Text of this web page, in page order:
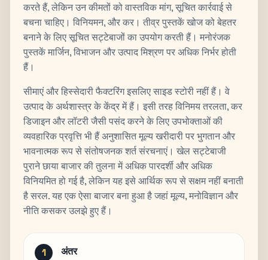
करते हैं, लेकिन उन कीमतों को वास्तविक मांग, सूचित कार्रवाई से
बचना चाहिए। विनियमन, और कर। तीव्र पुस्तकें खोज को बेहतर
बनाने के लिए सूचित सट्टेबाजों का उपयोग करती हैं। मनोरंजक
पुस्तकें मार्जिन, विभाजन और उत्पाद मिश्रण पर अधिक निर्भर होती
हैं।
सीमाएं और हिस्सेदारी फैक्टरिंग इसलिए साइड स्टोरी नहीं हैं। वे
उत्पाद के अर्थशास्त्र के केंद्र में हैं। इसी तरह विनिमय तरलता, कर
डिजाइन और लॉटरी जैसी पसंद करने के लिए उपभोक्ताओं की
व्यवहारिक प्रवृत्ति भी हैं अनुशासित मूल्य खरीदारी पर भुगतान और
भावनात्मक रूप से संतोषजनक शर्त संरचनाएं। खेल सट्टेबाजी
पुराने छाया बाजार की तुलना में अधिक पारदर्शी और अधिक
विनियमित हो गई है, लेकिन यह इसे आर्थिक रूप से सक्षम नहीं बनाती
है सरल. यह एक ऐसा बाजार बना हुआ है जहां मूल्य, मनोविज्ञान और
नीति कसकर उलझे हुए हैं।
अंतर